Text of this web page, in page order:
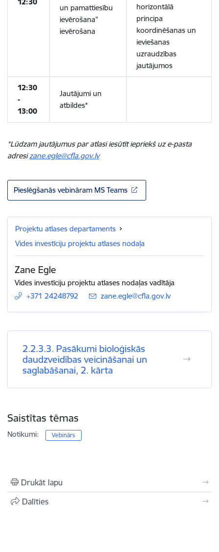
un pamattiesību
ievērošana”
ievērošana
horizontālā
principa
koordinēšanas un
ieviešanas
uzraudzības
jautājumos
12:30
-
13:00
Jautājumi un
atbildes*
*Lūdzam jautājumus par atlasi iesūtīt iepriekš uz e-pasta
adresizane.egle@cfla.gov.lv
Pieslēgšanās vebināram MS Teams
Projektu atlases departaments
Vides investīciju projektu atlases nodaļa
Zane Egle
Vides investīciju projektu atlases nodaļas vadītāja
+371 24248792
E-pasts:
zane.egle@cfla.gov.lv
2.2.3.3. Pasākumi bioloģiskās
daudzveidības veicināšanai un
saglabāšanai, 2. kārta
Saistītas tēmas
Notikumi: Vebinārs
Drukāt lapu
Dalīties